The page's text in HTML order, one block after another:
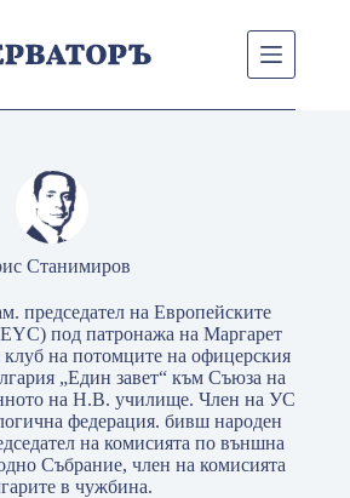
Станимиров
председател на Европейските
под патронажа на Маргарет
клуб на потомците на офицерския
„Един завет“ към Съюза на
на Н.В. училище. Член на УС
федерация. бивш народен
на комисията по външна
Събрание, член на комисията
в чужбина.